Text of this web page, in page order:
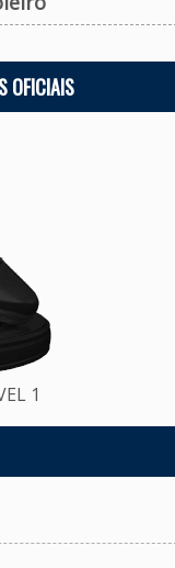
OFICIAIS
1